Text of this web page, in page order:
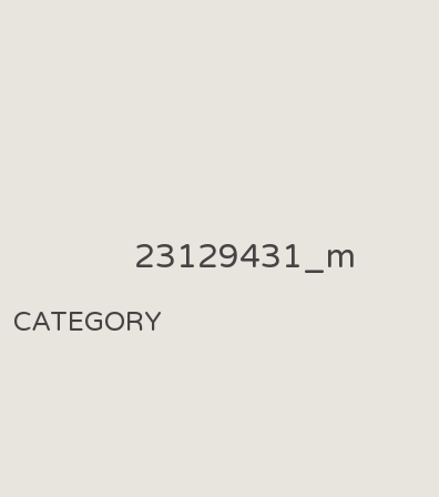
23129431_m
CATEGORY